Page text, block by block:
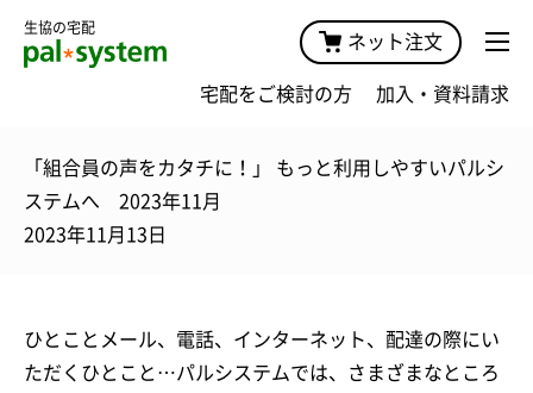
生協の宅配
ネット注文
宅配をご検討の方 加入・資料請求
「組合員の声をカタチに！」 もっと利用しやすいパルシ
ステムへ 2023年11月
2023年11月13日
ひとことメール、電話、インターネット、配達の際にい
ただくひとこと…パルシステムでは、さまざまなところ